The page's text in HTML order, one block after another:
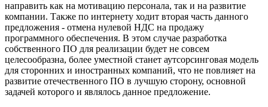
направить как на мотивацию персонала, так и на развитие
компании. Также по интернету ходит вторая часть данного
предложения - отмена нулевой НДС на продажу
программного обеспечения. В этом случае разработка
собственного ПО для реализации будет не совсем
целесообразна, более уместной станет аутсорсинговая модель
для сторонних и иностранных компаний, что не повлияет на
развитие отечественного ПО в лучшую сторону, основной
задачей которого и являлось данное предложение.